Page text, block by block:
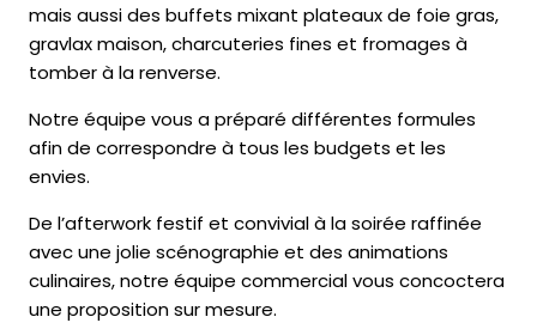
mais aussi des buffets mixant plateaux de foie gras,
gravlax maison, charcuteries fines et fromages à
tomber à la renverse.
Notre équipe vous a préparé différentes formules
afin de correspondre à tous les budgets et les
envies.
De l’afterwork festif et convivial à la soirée raffinée
avec une jolie scénographie et des animations
culinaires, notre équipe commercial vous concoctera
une proposition sur mesure.